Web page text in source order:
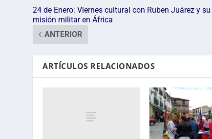
24 de Enero: Viernes cultural con Ruben Juárez y su
misión militar en África
ANTERIOR
ARTÍCULOS RELACIONADOS